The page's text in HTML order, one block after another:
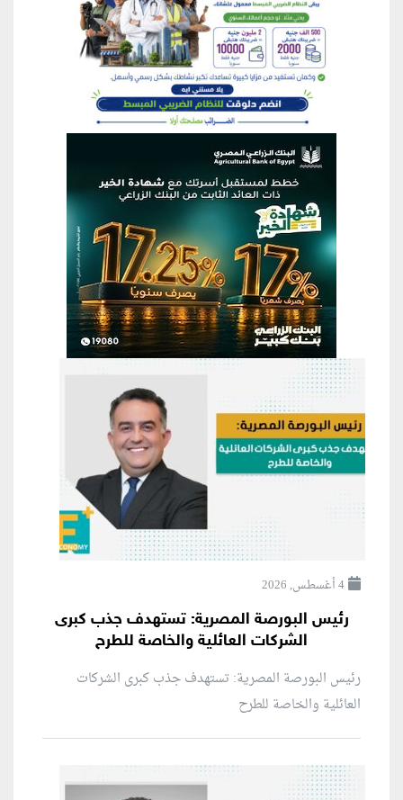
منطقة إعلانية
4 أغسطس, 2026
رئيس البورصة المصرية: تستهدف جذب كبرى
الشركات العائلية والخاصة للطرح
رئيس البورصة المصرية: تستهدف جذب كبرى الشركات
العائلية والخاصة للطرح